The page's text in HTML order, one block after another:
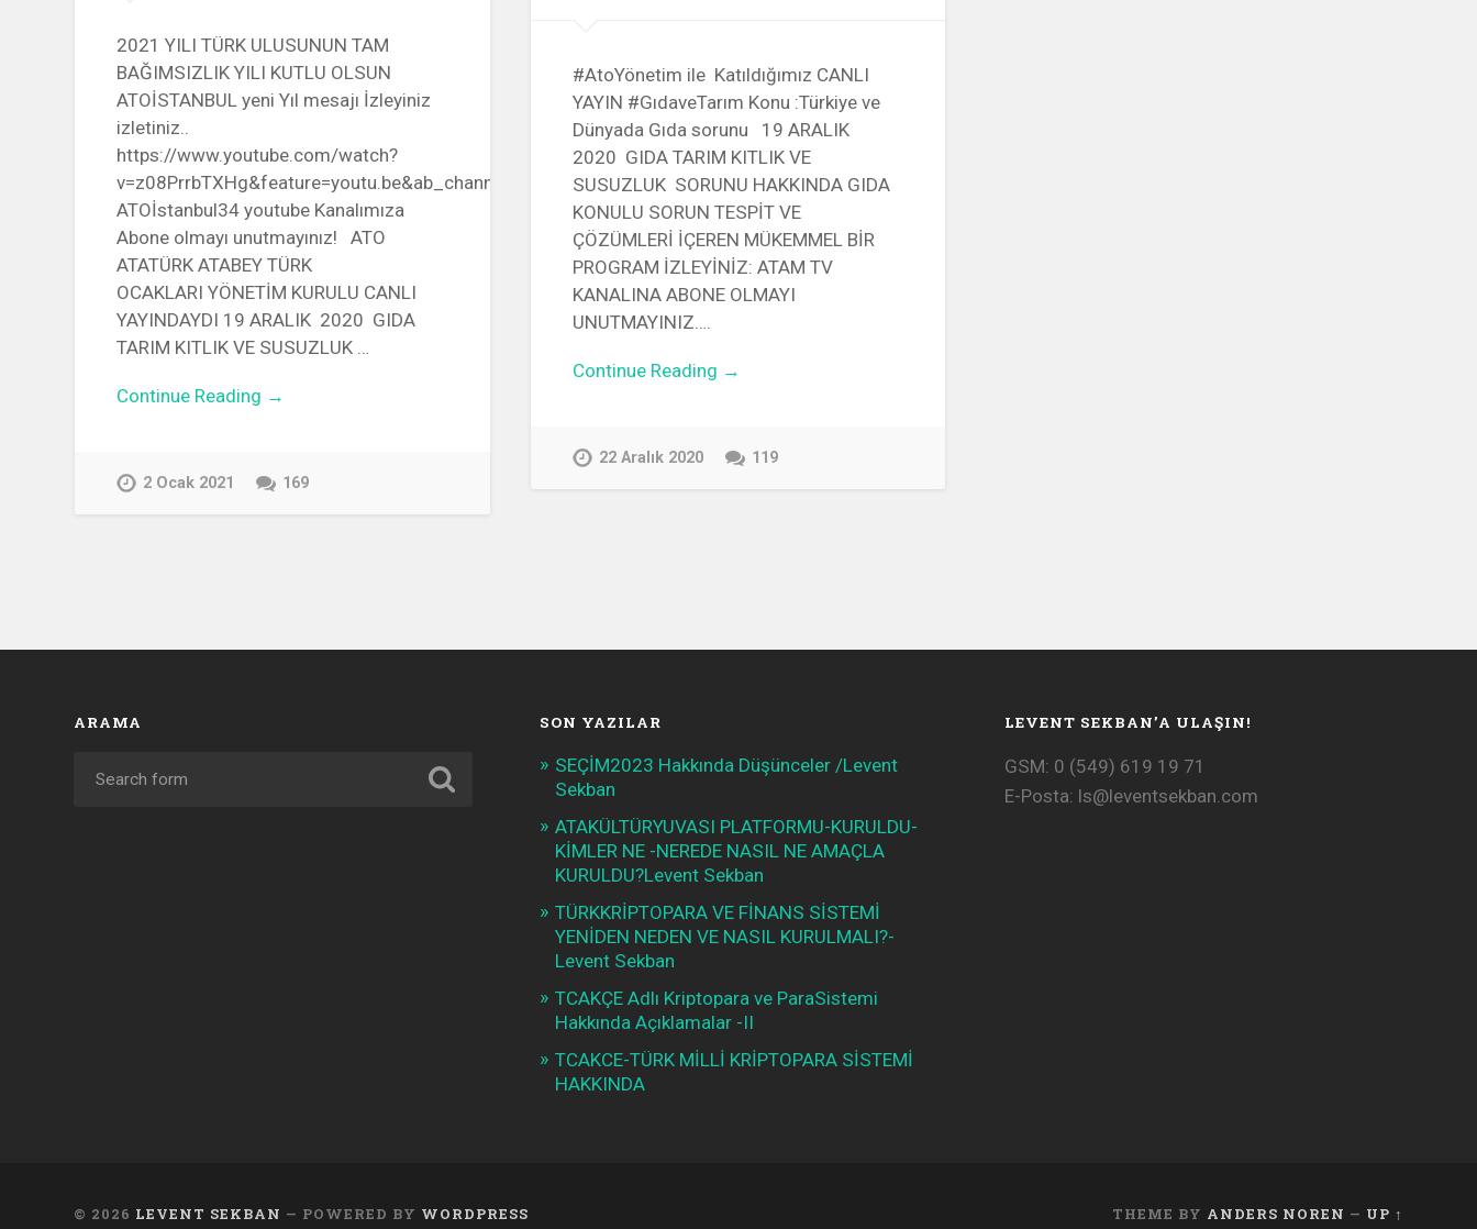
2021 YILI TÜRK ULUSUNUN TAM
BAĞIMSIZLIK YILI KUTLU OLSUN
ATOİSTANBUL yeni Yıl mesajı İzleyiniz
izletiniz..
https://www.youtube.com/watch?
v=z08PrrbTXHg&feature=youtu.be&ab_channel=AtabeyTurkOcaklari34istanbul
ATOİstanbul34 youtube Kanalımıza
Abone olmayı unutmayınız! ATO
ATATÜRK ATABEY TÜRK
OCAKLARI YÖNETİM KURULU CANLI
YAYINDAYDI 19 ARALIK 2020 GIDA
TARIM KITLIK VE SUSUZLUK …
Continue Reading →
2 Ocak 2021 169
#AtoYönetim ile Katıldığımız CANLI
YAYIN #GıdaveTarım Konu :Türkiye ve
Dünyada Gıda sorunu 19 ARALIK
2020 GIDA TARIM KITLIK VE
SUSUZLUK SORUNU HAKKINDA GIDA
KONULU SORUN TESPİT VE
ÇÖZÜMLERİ İÇEREN MÜKEMMEL BİR
PROGRAM İZLEYİNİZ: ATAM TV
KANALINA ABONE OLMAYI
UNUTMAYINIZ….
Continue Reading →
22 Aralık 2020 119
ARAMA SON YAZILAR
SEÇİM2023 Hakkında Düşünceler /Levent
Sekban
ATAKÜLTÜRYUVASI PLATFORMU-KURULDU-
KİMLER NE -NEREDE NASIL NE AMAÇLA
KURULDU?Levent Sekban
TÜRKKRİPTOPARA VE FİNANS SİSTEMİ
YENİDEN NEDEN VE NASIL KURULMALI?-
Levent Sekban
TCAKÇE Adlı Kriptopara ve ParaSistemi
Hakkında Açıklamalar -II
TCAKCE-TÜRK MİLLİ KRİPTOPARA SİSTEMİ
HAKKINDA
LEVENT SEKBAN’A ULAŞIN!
GSM: 0 (549) 619 19 71
E-Posta: ls@leventsekban.com
© 2026 LEVENT SEKBAN — POWERED BY WORDPRESS THEME BY ANDERS NOREN — UP ↑